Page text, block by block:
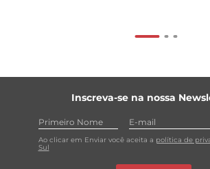
Inscreva-se na nossa
Ao clicar em Enviar você aceita a política de
Sul